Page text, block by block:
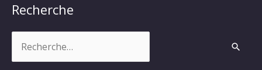
Recherche